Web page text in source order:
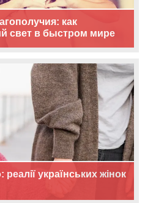
как
свет в быстром мире
українських жінок